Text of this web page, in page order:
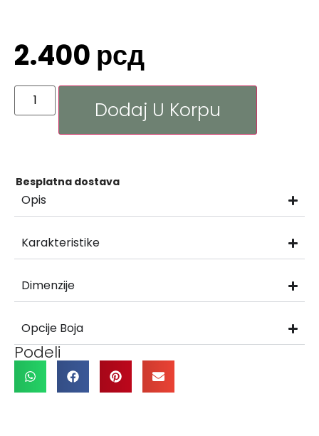
2.400 рсд
Dodaj U Korpu
Besplatna dostava
Opis
Karakteristike
Dimenzije
Opcije Boja
Podeli